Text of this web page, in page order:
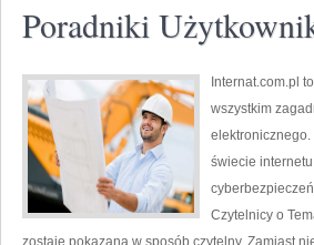
Poradniki
Internat.com.pl
wszystkim
świecie
Czytelnicy o
zostaje pokazana w sposób czytelny. Zamiast